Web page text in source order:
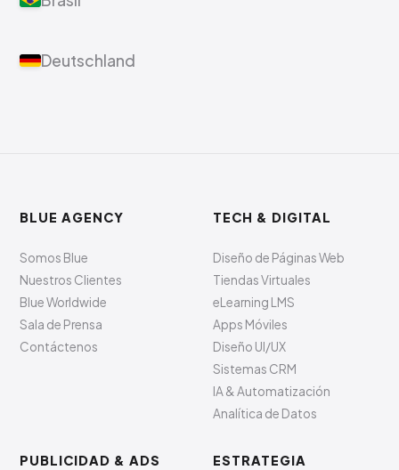
Deutschland
BLUE AGENCY
Somos Blue
Nuestros Clientes
Blue Worldwide
Sala de Prensa
Contáctenos
TECH & DIGITAL
Diseño de Páginas Web
Tiendas Virtuales
eLearning LMS
Apps Móviles
Diseño UI/UX
Sistemas CRM
IA & Automatización
Analítica de Datos
PUBLICIDAD & ADS ESTRATEGIA